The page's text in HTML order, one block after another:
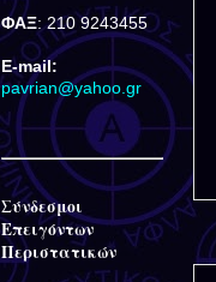
ΦΑΞ: 210 9243455
E-mail:
pavrian@yahoo.gr
Σύνδεσμοι
Επειγόντων
Περιστατικών